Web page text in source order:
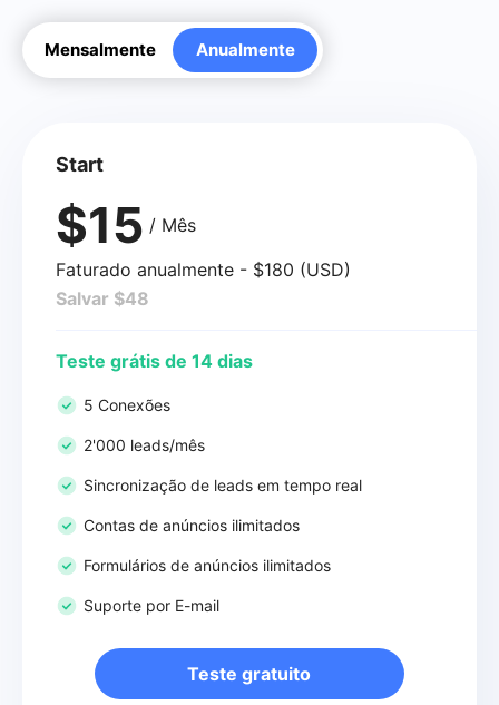
Mensalmente Anualmente
Start
$15 / Mês
Faturado anualmente - $180 (USD)
Salvar $48
Teste grátis de 14 dias
5 Conexões
2'000 leads/mês
Sincronização de leads em tempo real
Contas de anúncios ilimitados
Formulários de anúncios ilimitados
Suporte por E-mail
Teste gratuito